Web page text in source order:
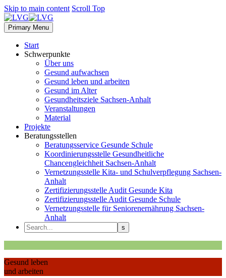
Skip to main content Scroll Top
Primary Menu
Start
Schwerpunkte
Über uns
Gesund aufwachsen
Gesund leben und arbeiten
Gesund im Alter
Gesundheitsziele Sachsen-Anhalt
Veranstaltungen
Material
Projekte
Beratungsstellen
Beratungsservice Gesunde Schule
Koordinierungsstelle Gesundheitliche
Chancengleichheit Sachsen-Anhalt
Vernetzungsstelle Kita- und Schulverpflegung Sachsen-
Anhalt
Zertifizierungsstelle Audit Gesunde Kita
Zertifizierungsstelle Audit Gesunde Schule
Vernetzungsstelle für Seniorenernährung Sachsen-
Anhalt
Gesund leben
und arbeiten